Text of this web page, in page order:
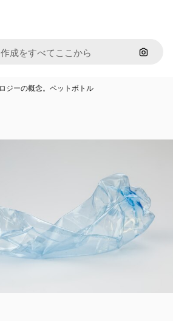
画像で
ジーの概念。ペットボトル